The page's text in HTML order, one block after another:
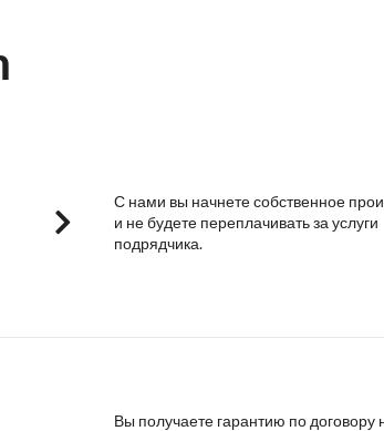
С нами вы начнете собственное
и не будете переплачивать за услуги
подрядчика.
Вы получаете гарантию по договору